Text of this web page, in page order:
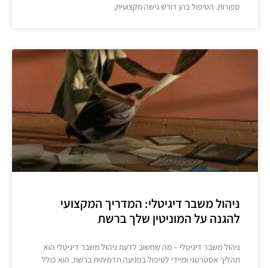
ספורות. הטיפול בהן דורש גישה מקצועית,
ניהול משבר דיגיטלי: המדריך המקצועי
להגנה על המוניטין שלך ברשת
ניהול משבר דיגיטלי – מה שחשוב לדעת ניהול משבר דיגיטלי הוא
תהליך אסטרטגי ומיידי לטיפול בפגיעה תדמיתית ברשת. הוא כולל